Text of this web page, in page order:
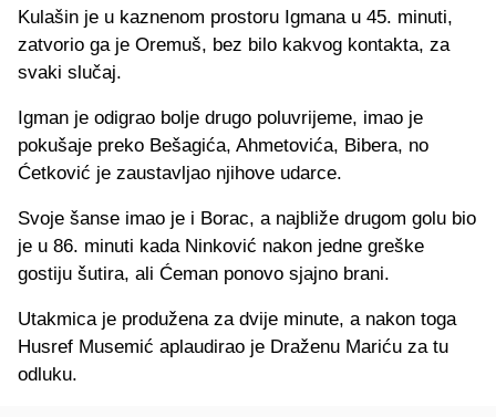
Kulašin je u kaznenom prostoru Igmana u 45. minuti,
zatvorio ga je Oremuš, bez bilo kakvog kontakta, za
svaki slučaj.
Igman je odigrao bolje drugo poluvrijeme, imao je
pokušaje preko Bešagića, Ahmetovića, Bibera, no
Ćetković je zaustavljao njihove udarce.
Svoje šanse imao je i Borac, a najbliže drugom golu bio
je u 86. minuti kada Ninković nakon jedne greške
gostiju šutira, ali Ćeman ponovo sjajno brani.
Utakmica je produžena za dvije minute, a nakon toga
Husref Musemić aplaudirao je Draženu Mariću za tu
odluku.